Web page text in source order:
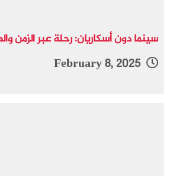
سينما دون أسكاريان: رحلة عبر الزمن